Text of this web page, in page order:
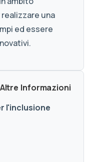
una
ed essere
Informazioni
l'inclusione